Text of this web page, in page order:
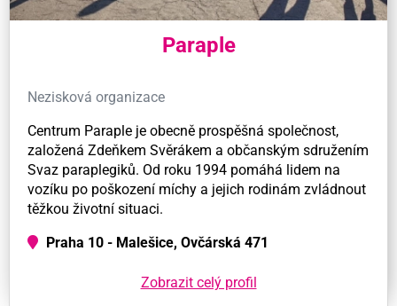
Paraple
Nezisková organizace
Centrum Paraple je obecně prospěšná společnost,
založená Zdeňkem Svěrákem a občanským sdružením
Svaz paraplegiků. Od roku 1994 pomáhá lidem na
vozíku po poškození míchy a jejich rodinám zvládnout
těžkou životní situaci.
Praha 10 - Malešice, Ovčárská 471
Zobrazit celý profil